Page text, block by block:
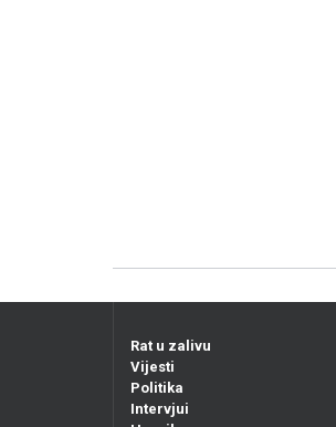
Rat u zalivu
Vijesti
Politika
Intervjui